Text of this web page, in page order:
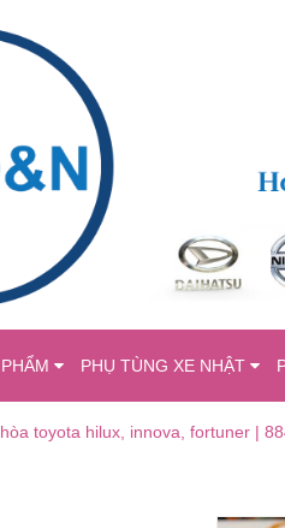
PHỤ TÙNG XE NHẬT
toyota hilux, innova, fortuner |